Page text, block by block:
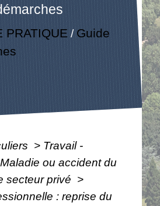
PRATIQUE / Guide
> Travail -
Maladie ou accident du
secteur privé >
: reprise du